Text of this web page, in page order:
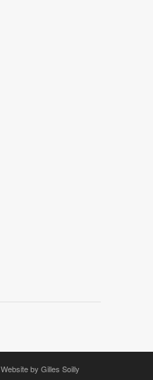
Website by Gilles Soilly